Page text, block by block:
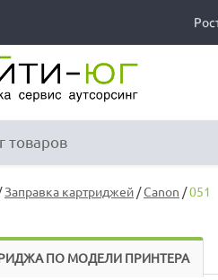
товаров
Заправка картриджей/Canon /051
ПО МОДЕЛИ ПРИНТЕРА